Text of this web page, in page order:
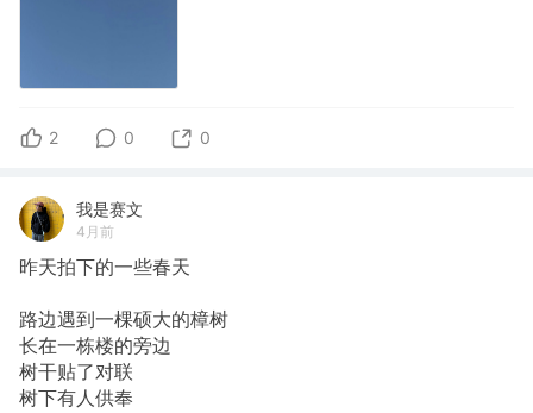
2 0 0
我是赛文
4月前
昨天拍下的一些春天
路边遇到一棵硕大的樟树
长在一栋楼的旁边
树干贴了对联
树下有人供奉